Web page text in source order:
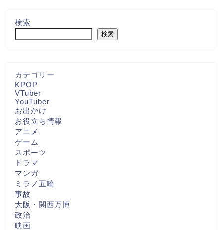
検索
検索
カテゴリー
KPOP
VTuber
YouTuber
お出かけ
お役立ち情報
アニメ
ゲーム
スポーツ
ドラマ
マンガ
ミラノ五輪
事故
大阪・関西万博
政治
映画